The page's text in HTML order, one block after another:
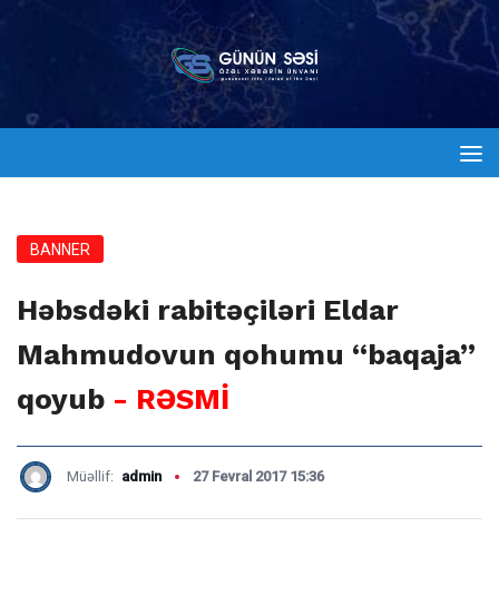
BANNER
Həbsdəki rabitəçiləri Eldar
Mahmudovun qohumu “baqaja”
qoyub - RƏSMİ
Müəllif: admin 27 Fevral 2017 15:36